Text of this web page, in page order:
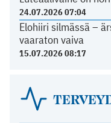
24.07.2026 07:04
Elohiiri silmässä –
vaaraton vaiva
15.07.2026 08:17